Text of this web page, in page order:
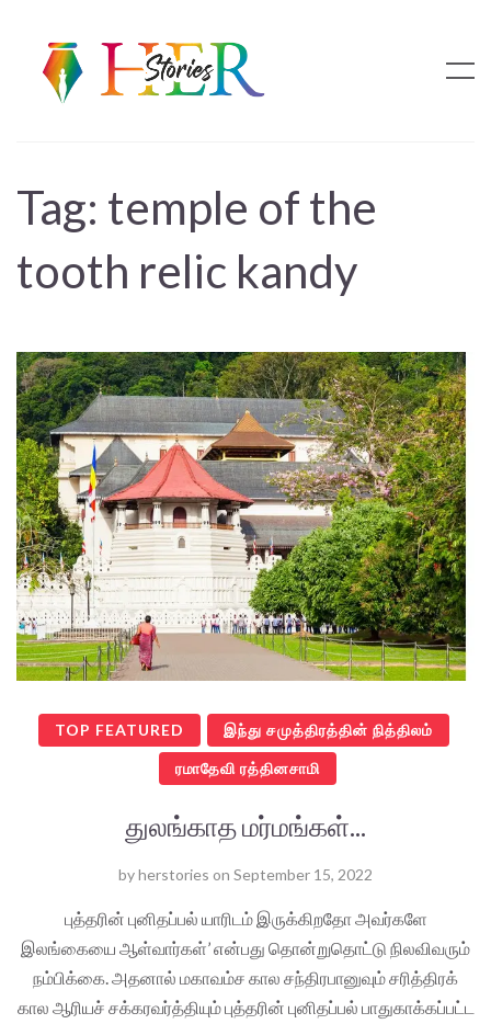
Tag: temple of the
tooth relic kandy
TOP FEATURED இந்து சமுத்திரத்தின் நித்திலம்
ரமாதேவி ரத்தினசாமி
துலங்காத மர்மங்கள்...
byherstories on September 15, 2022
புத்தரின் புனிதப்பல் யாரிடம் இருக்கிறதோ அவர்களே
இலங்கையை ஆள்வார்கள்’ என்பது தொன்றுதொட்டு நிலவிவரும்
நம்பிக்கை. அதனால் மகாவம்ச கால சந்திரபானுவும் சரித்திரக்
கால ஆரியச் சக்கரவர்த்தியும் புத்தரின் புனிதப்பல் பாதுகாக்கப்பட்ட